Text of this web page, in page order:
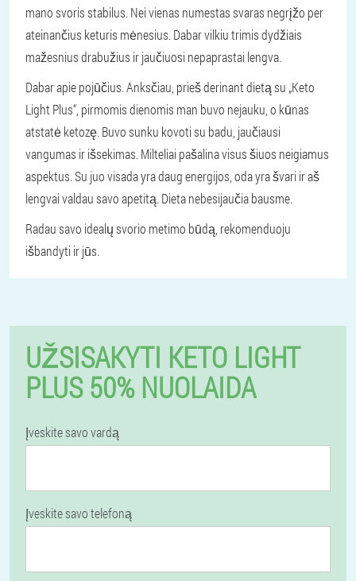
mano svoris stabilus. Nei vienas numestas svaras negrįžo per
ateinančius keturis mėnesius. Dabar vilkiu trimis dydžiais
mažesnius drabužius ir jaučiuosi nepaprastai lengva.
Dabar apie pojūčius. Anksčiau, prieš derinant dietą su „Keto
Light Plus“, pirmomis dienomis man buvo nejauku, o kūnas
atstatė ketozę. Buvo sunku kovoti su badu, jaučiausi
vangumas ir išsekimas. Milteliai pašalina visus šiuos neigiamus
aspektus. Su juo visada yra daug energijos, oda yra švari ir aš
lengvai valdau savo apetitą. Dieta nebesijaučia bausme.
Radau savo idealų svorio metimo būdą, rekomenduoju
išbandyti ir jūs.
UŽSISAKYTI KETO LIGHT
PLUS 50% NUOLAIDA
Įveskite savo vardą
Įveskite savo telefoną